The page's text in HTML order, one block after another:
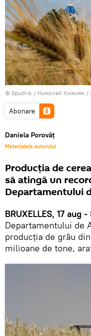
© Sputnik / Николай Хижняк /
Abonare
Daniela Porovăț
Materialele autorului
Producția de
să atingă un
Departamentului
BRUXELLES, 17 aug
Departamentului de
producția de grâu
milioane de tone,